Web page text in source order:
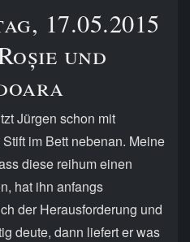
17.05.2015
und
Jürgen schon mit
im Bett nebenan. Meine
diese reihum einen
hat ihn anfangs
der Herausforderung und
deute, dann liefert er was